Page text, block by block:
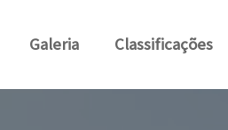
Galeria Classificações